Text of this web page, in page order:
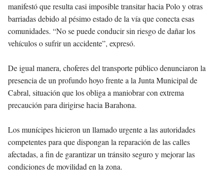
manifestó que resulta casi imposible transitar hacia Polo y otras
barriadas debido al pésimo estado de la vía que conecta esas
comunidades. “No se puede conducir sin riesgo de dañar los
vehículos o sufrir un accidente”, expresó.
De igual manera, choferes del transporte público denunciaron la
presencia de un profundo hoyo frente a la Junta Municipal de
Cabral, situación que los obliga a maniobrar con extrema
precaución para dirigirse hacia Barahona.
Los munícipes hicieron un llamado urgente a las autoridades
competentes para que dispongan la reparación de las calles
afectadas, a fin de garantizar un tránsito seguro y mejorar las
condiciones de movilidad en la zona.